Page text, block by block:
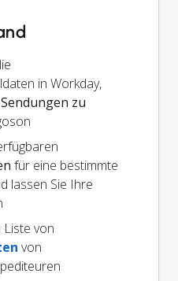
in Workday,
Sendungen zu
für eine bestimmte
lassen Sie Ihre
Liste von
von